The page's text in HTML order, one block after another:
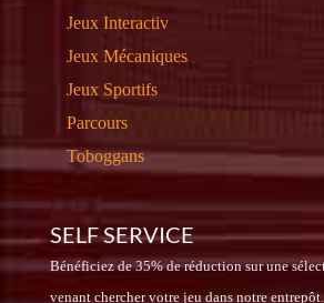
Jeux Interactiv
Jeux Mécaniques
Jeux Sportifs
Parcours
Toboggans
SELF SERVICE
Bénéficiez de 35% de réduction sur une
venant chercher votre jeu dans notre entrepôt.